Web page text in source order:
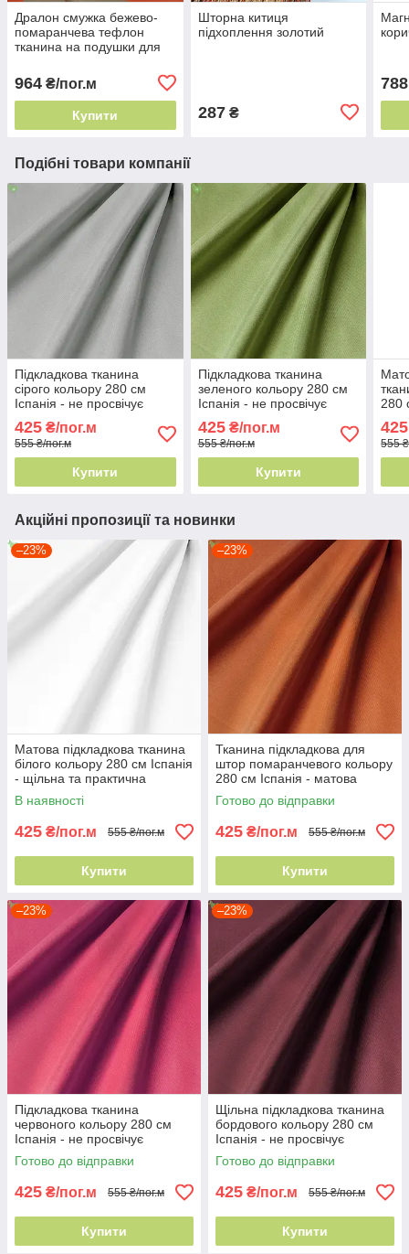
Дралон смужка бежево-
помаранчева тефлон
тканина на подушки для
чохлів на садові
964 ₴/пог.м
Купити
Шторна китиця
підхоплення золотий
287₴
788
Подібні товари компанії
Підкладкова тканина
сірого кольору 280 см
Іспанія - не просвічує
425 ₴/пог.м
555 ₴/пог.м
Купити
Підкладкова тканина
зеленого кольору 280 см
Іспанія - не просвічує
425₴/пог.м
555 ₴/пог.м
Купити
280
425
555
Акційні пропозиції та новинки
–23%
Матова підкладкова тканина
білого кольору 280 см Іспанія
- щільна та практична
В наявності
425 ₴/пог.м 555 ₴/пог.м
Купити
–23%
Тканина підкладкова для
штор помаранчевого кольору
280 см Іспанія - матова
фактура
Готово до відправки
425 ₴/пог.м 555 ₴/пог.м
Купити
–23%
Підкладкова тканина
червоного кольору 280 см
Іспанія - не просвічує
Готово до відправки
425 ₴/пог.м 555 ₴/пог.м
Купити
–23%
Щільна підкладкова тканина
бордового кольору 280 см
Іспанія - не просвічує
Готово до відправки
425 ₴/пог.м 555 ₴/пог.м
Купити